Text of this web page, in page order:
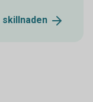
skillnaden